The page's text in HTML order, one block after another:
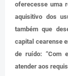
oferecesse uma
aquisitivo dos
também que
capital cearense
de ruído: “Com
atender aos